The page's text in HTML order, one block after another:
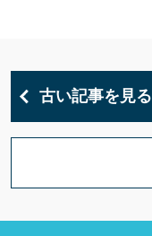
古い記事を見る